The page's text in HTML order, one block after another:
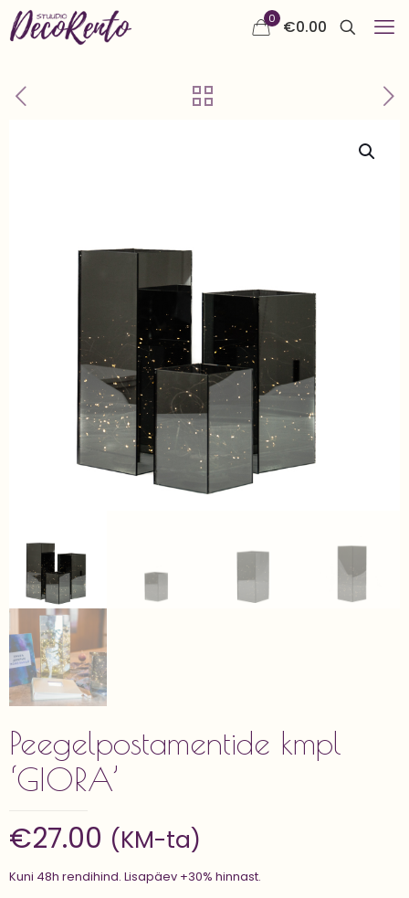
0 €0.00
Peegelpostamentide kmpl
‘GIORA’
€27.00 (KM-ta)
Kuni 48h rendihind. Lisapäev +30% hinnast.